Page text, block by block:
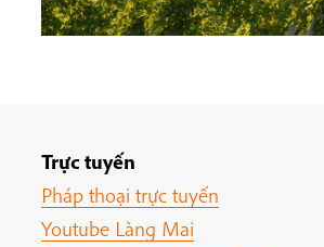
Trực tuyến
Pháp thoại trực tuyến
Youtube Làng Mai